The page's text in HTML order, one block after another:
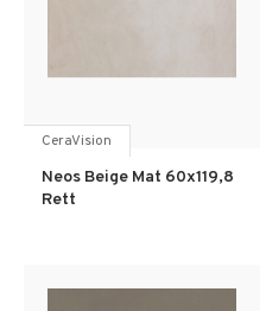
CeraVision
Neos Beige Mat 60x119,8
Rett